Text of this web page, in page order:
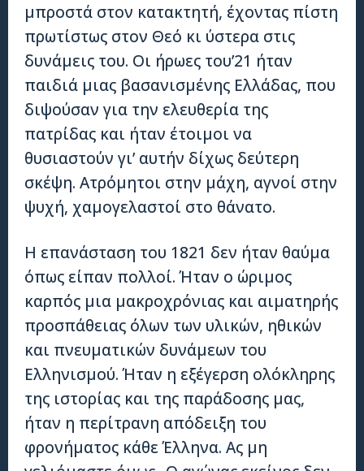
μπροστά στον κατακτητή, έχοντας πίστη
πρωτίστως στον Θεό κι ύστερα στις
δυνάμεις του. Οι ήρωες του’21 ήταν
παιδιά μιας βασανισμένης Ελλάδας, που
διψούσαν για την ελευθερία της
πατρίδας και ήταν έτοιμοι να
θυσιαστούν γι’ αυτήν δίχως δεύτερη
σκέψη. Ατρόμητοι στην μάχη, αγνοί στην
ψυχή, χαμογελαστοί στο θάνατο.
Η επανάσταση του 1821 δεν ήταν θαύμα
όπως είπαν πολλοί. Ήταν ο ώριμος
καρπός μια μακροχρόνιας και αιματηρής
προσπάθειας όλων των υλικών, ηθικών
και πνευματικών δυνάμεων του
Ελληνισμού. Ήταν η εξέγερση ολόκληρης
της ιστορίας και της παράδοσης μας,
ήταν η περίτρανη απόδειξη του
φρονήματος κάθε Έλληνα. Ας μη